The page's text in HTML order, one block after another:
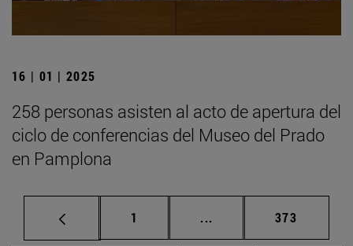
16 | 01 | 2025
258 personas asisten al acto de apertura del
ciclo de conferencias del Museo del Prado
en Pamplona
Página
1 ... Páginas intermedias
Página
373